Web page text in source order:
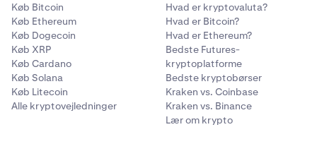
Køb Bitcoin
Køb Ethereum
Køb Dogecoin
Køb XRP
Køb Cardano
Køb Solana
Køb Litecoin
Alle kryptovejledninger
Hvad er kryptovaluta?
Hvad er Bitcoin?
Hvad er Ethereum?
Bedste Futures-
kryptoplatforme
Bedste kryptobørser
Kraken vs. Coinbase
Kraken vs. Binance
Lær om krypto